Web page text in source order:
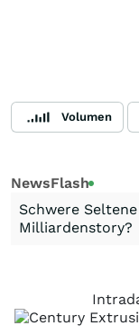
Volumen
NewsFlash
Schwere
Milliardenstory?